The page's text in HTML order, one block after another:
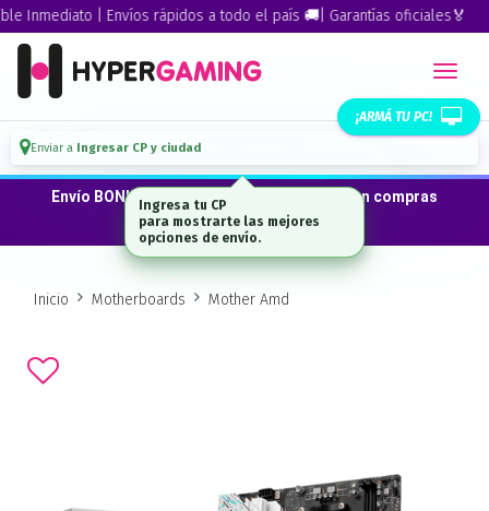
Inmediato | Envíos rápidos a todo el país 🚚| Garantías oficiales🏅
¡ARMÁ TU PC!
Enviar a Ingresar CP y ciudad
Envío BONIFICADO a CABA · GBA ·La Plata en compras
desde $300.000*
Inicio Motherboards Mother Amd
Ingresa tu CP
para mostrarte las mejores
opciones de envío.